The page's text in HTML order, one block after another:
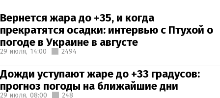
Вернется жара до +35, и когда
прекратятся осадки: интервью с Птухой о
погоде в Украине в августе
29 июля, 14:00 2494
Дожди уступают жаре до +33 градусов:
прогноз погоды на ближайшие дни
29 июля, 08:00 248